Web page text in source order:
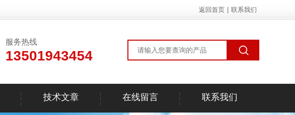
返回首页 联系我们
服务热线
13501943454
技术文章 在线留言 联系我们